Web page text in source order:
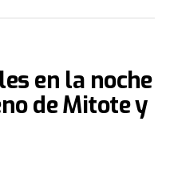
noche
de la primera velada,
de público aún mayor
anfitriones locales,
ratificaron que el
en la noche
de Mitote y